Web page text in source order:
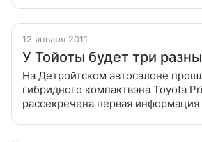
12 января 2011
У Тойоты будет три
На Детройтском автосалоне
гибридного компактвэна Toyota
рассекречена первая